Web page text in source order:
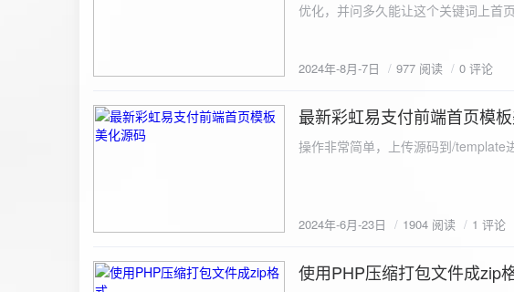
优化，并问多久能让这个关键词上首
2024年-8月-7日 977 阅读 0 评论
2024-6-23
最新彩虹易支付前端首页模
操作非常简单，上传源码到/template
2024年-6月-23日 1904 阅读 1 评论
2024-6-12
使用PHP压缩打包文件成zip